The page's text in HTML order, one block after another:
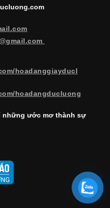
hoadanggiayducl
hoadangducluong
những ước mơ thành sự